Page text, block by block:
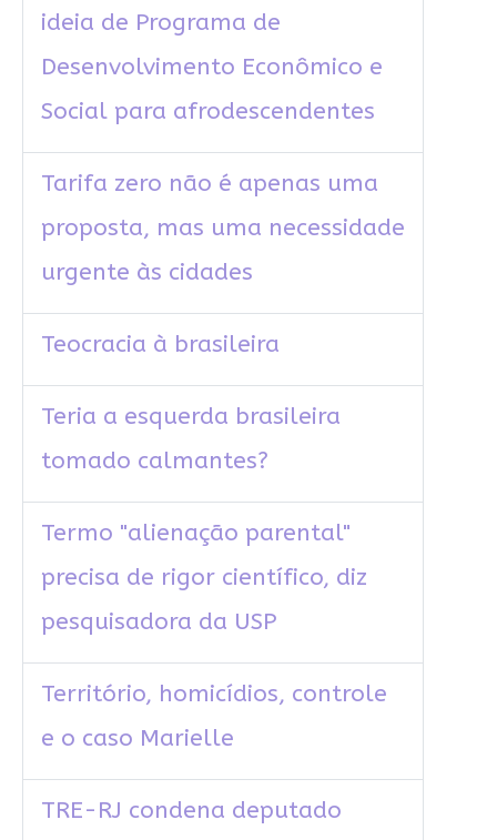
ideia de Programa de
Desenvolvimento Econômico e
Social para afrodescendentes
Tarifa zero não é apenas uma
proposta, mas uma necessidade
urgente às cidades
Teocracia à brasileira
Teria a esquerda brasileira
tomado calmantes?
Termo "alienação parental"
precisa de rigor científico, diz
pesquisadora da USP
Território, homicídios, controle
e o caso Marielle
TRE-RJ condena deputado